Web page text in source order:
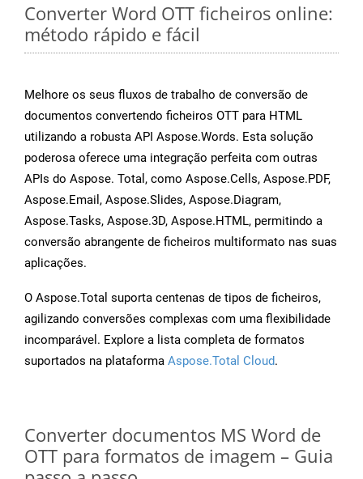
Converter Word OTT ficheiros online:
método rápido e fácil
Melhore os seus fluxos de trabalho de conversão de
documentos convertendo ficheiros OTT para HTML
utilizando a robusta API Aspose.Words. Esta solução
poderosa oferece uma integração perfeita com outras
APIs do Aspose. Total, como Aspose.Cells, Aspose.PDF,
Aspose.Email, Aspose.Slides, Aspose.Diagram,
Aspose.Tasks, Aspose.3D, Aspose.HTML, permitindo a
conversão abrangente de ficheiros multiformato nas suas
aplicações.
O Aspose.Total suporta centenas de tipos de ficheiros,
agilizando conversões complexas com uma flexibilidade
incomparável. Explore a lista completa de formatos
suportados na plataforma Aspose.Total Cloud.
Converter documentos MS Word de
OTT para formatos de imagem – Guia